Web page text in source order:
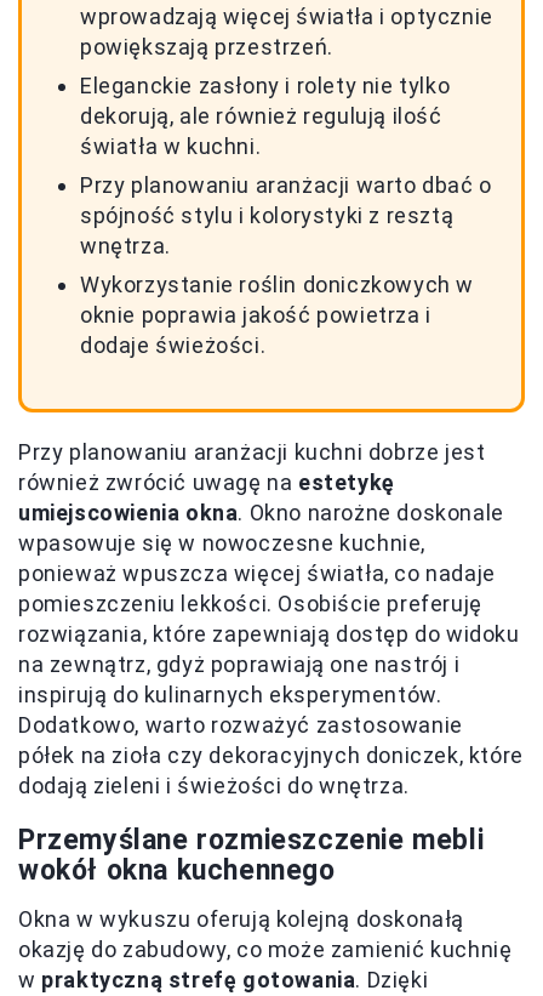
wprowadzają więcej światła i optycznie
powiększają przestrzeń.
Eleganckie zasłony i rolety nie tylko
dekorują, ale również regulują ilość
światła w kuchni.
Przy planowaniu aranżacji warto dbać o
spójność stylu i kolorystyki z resztą
wnętrza.
Wykorzystanie roślin doniczkowych w
oknie poprawia jakość powietrza i
dodaje świeżości.
Przy planowaniu aranżacji kuchni dobrze jest
również zwrócić uwagę na estetykę
umiejscowienia okna. Okno narożne doskonale
wpasowuje się w nowoczesne kuchnie,
ponieważ wpuszcza więcej światła, co nadaje
pomieszczeniu lekkości. Osobiście preferuję
rozwiązania, które zapewniają dostęp do widoku
na zewnątrz, gdyż poprawiają one nastrój i
inspirują do kulinarnych eksperymentów.
Dodatkowo, warto rozważyć zastosowanie
półek na zioła czy dekoracyjnych doniczek, które
dodają zieleni i świeżości do wnętrza.
Przemyślane rozmieszczenie mebli
wokół okna kuchennego
Okna w wykuszu oferują kolejną doskonałą
okazję do zabudowy, co może zamienić kuchnię
w praktyczną strefę gotowania. Dzięki